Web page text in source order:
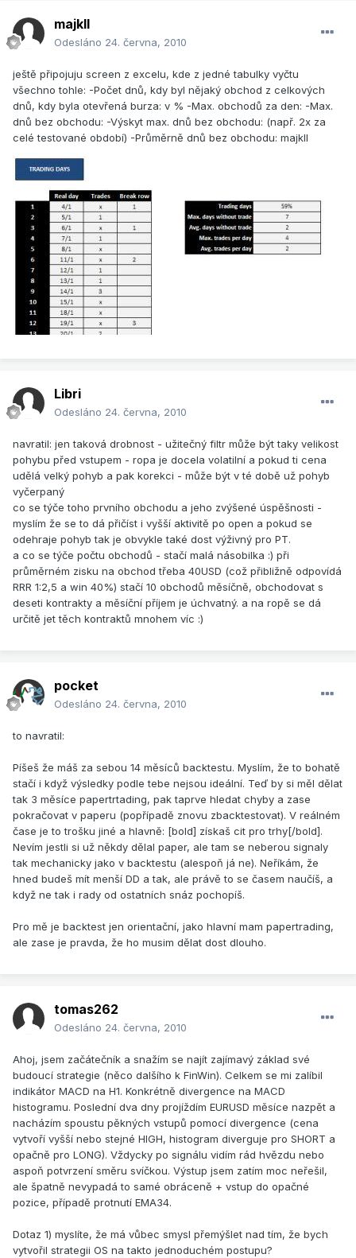
majkll
Odesláno 24. června, 2010
ještě připojuju screen z excelu, kde z jedné tabulky vyčtu
všechno tohle: -Počet dnů, kdy byl nějaký obchod z celkových
dnů, kdy byla otevřená burza: v % -Max. obchodů za den: -Max.
dnů bez obchodu: -Výskyt max. dnů bez obchodu: (např. 2x za
celé testované období) -Průměrně dnů bez obchodu: majkll
Libri
Odesláno 24. června, 2010
navratil: jen taková drobnost - užitečný filtr může být taky velikost
pohybu před vstupem - ropa je docela volatilní a pokud ti cena
udělá velký pohyb a pak korekci - může být v té době už pohyb
vyčerpaný
co se týče toho prvního obchodu a jeho zvýšené úspěšnosti -
myslím že se to dá přičíst i vyšší aktivitě po open a pokud se
odehraje pohyb tak je obvykle také dost výživný pro PT.
a co se týče počtu obchodů - stačí malá násobilka :) při
průměrném zisku na obchod třeba 40USD (což přibližně odpovídá
RRR 1:2,5 a win 40%) stačí 10 obchodů měsíčně, obchodovat s
deseti kontrakty a měsíční příjem je úchvatný. a na ropě se dá
určitě jet těch kontraktů mnohem víc :)
pocket
Odesláno 24. června, 2010
to navratil:
Píšeš že máš za sebou 14 měsíců backtestu. Myslím, že to bohatě
stačí i když výsledky podle tebe nejsou ideální. Teď by si měl dělat
tak 3 měsíce papertrtading, pak taprve hledat chyby a zase
pokračovat v paperu (popřípadě znovu zbacktestovat). V reálném
čase je to trošku jiné a hlavně: [bold] získaš cit pro trhy[/bold].
Nevím jestli si už někdy dělal paper, ale tam se neberou signaly
tak mechanicky jako v backtestu (alespoň já ne). Neříkám, že
hned budeš mít menší DD a tak, ale právě to se časem naučíš, a
když ne tak i rady od ostatních snáz pochopíš.
Pro mě je backtest jen orientační, jako hlavní mam papertrading,
ale zase je pravda, že ho musim dělat dost dlouho.
tomas262
Odesláno 24. června, 2010
Ahoj, jsem začátečník a snažím se najít zajímavý základ své
budoucí strategie (něco dalšího k FinWin). Celkem se mi zalíbil
indikátor MACD na H1. Konkrétně divergence na MACD
histogramu. Poslední dva dny projíždím EURUSD měsíce nazpět a
nacházím spoustu pěkných vstupů pomocí divergence (cena
vytvoří vyšší nebo stejné HIGH, histogram diverguje pro SHORT a
opačně pro LONG). Vždycky po signálu vidím rád hvězdu nebo
aspoň potvrzení směru svíčkou. Výstup jsem zatím moc neřešil,
ale špatně nevypadá to samé obráceně + vstup do opačné
pozice, případě protnutí EMA34.
Dotaz 1) myslíte, že má vůbec smysl přemýšlet nad tím, že bych
vytvořil strategii OS na takto jednoduchém postupu?